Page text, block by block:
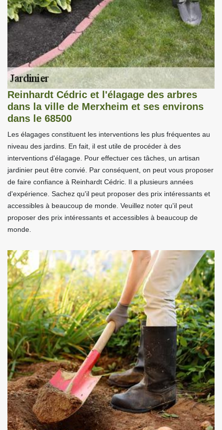
Reinhardt Cédric et l'élagage des arbres
dans la ville de Merxheim et ses environs
dans le 68500
Les élagages constituent les interventions les plus fréquentes au
niveau des jardins. En fait, il est utile de procéder à des
interventions d'élagage. Pour effectuer ces tâches, un artisan
jardinier peut être convié. Par conséquent, on peut vous proposer
de faire confiance à Reinhardt Cédric. Il a plusieurs années
d'expérience. Sachez qu'il peut proposer des prix intéressants et
accessibles à beaucoup de monde. Veuillez noter qu'il peut
proposer des prix intéressants et accessibles à beaucoup de
monde.